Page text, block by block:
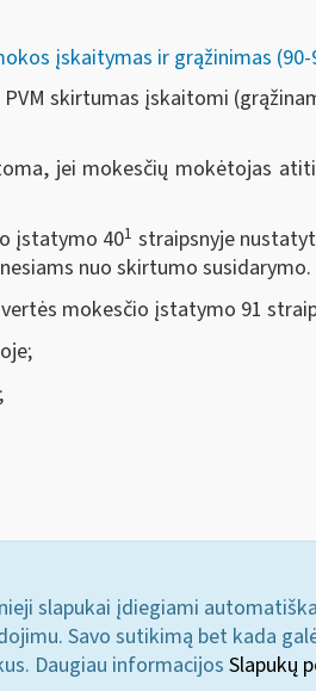
įskaitymas ir grąžinimas
skirtumas įskaitomi
jei mokesčių mokėtojas
įstatymo 401 straipsnyje
nuo skirtumo susidarymo.
mokesčio įstatymo 91
slapukai įdiegiami
Savo sutikimą bet kada
Daugiau informacijos Slapukų